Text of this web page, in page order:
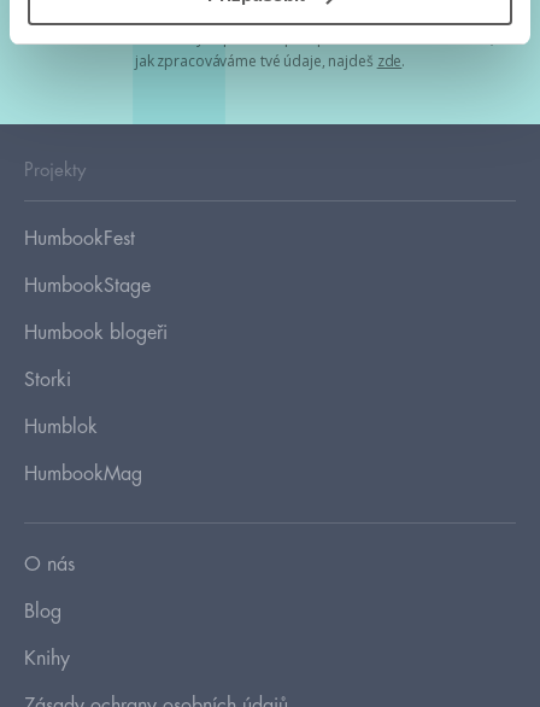
jak zpracováváme tvé údaje, najdeš zde.
Projekty
HumbookFest
HumbookStage
Humbook blogeři
Storki
Humblok
HumbookMag
O nás
Blog
Knihy